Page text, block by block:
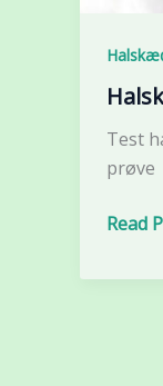
Test
prøve
Read